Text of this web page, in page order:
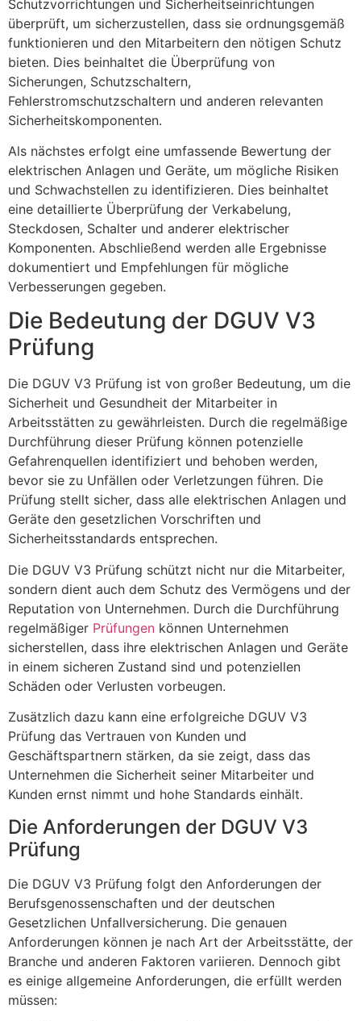
Schutzvorrichtungen und Sicherheitseinrichtungen
überprüft, um sicherzustellen, dass sie ordnungsgemäß
funktionieren und den Mitarbeitern den nötigen Schutz
bieten. Dies beinhaltet die Überprüfung von
Sicherungen, Schutzschaltern,
Fehlerstromschutzschaltern und anderen relevanten
Sicherheitskomponenten.
Als nächstes erfolgt eine umfassende Bewertung der
elektrischen Anlagen und Geräte, um mögliche Risiken
und Schwachstellen zu identifizieren. Dies beinhaltet
eine detaillierte Überprüfung der Verkabelung,
Steckdosen, Schalter und anderer elektrischer
Komponenten. Abschließend werden alle Ergebnisse
dokumentiert und Empfehlungen für mögliche
Verbesserungen gegeben.
Die Bedeutung der DGUV V3
Prüfung
Die DGUV V3 Prüfung ist von großer Bedeutung, um die
Sicherheit und Gesundheit der Mitarbeiter in
Arbeitsstätten zu gewährleisten. Durch die regelmäßige
Durchführung dieser Prüfung können potenzielle
Gefahrenquellen identifiziert und behoben werden,
bevor sie zu Unfällen oder Verletzungen führen. Die
Prüfung stellt sicher, dass alle elektrischen Anlagen und
Geräte den gesetzlichen Vorschriften und
Sicherheitsstandards entsprechen.
Die DGUV V3 Prüfung schützt nicht nur die Mitarbeiter,
sondern dient auch dem Schutz des Vermögens und der
Reputation von Unternehmen. Durch die Durchführung
regelmäßiger Prüfungen können Unternehmen
sicherstellen, dass ihre elektrischen Anlagen und Geräte
in einem sicheren Zustand sind und potenziellen
Schäden oder Verlusten vorbeugen.
Zusätzlich dazu kann eine erfolgreiche DGUV V3
Prüfung das Vertrauen von Kunden und
Geschäftspartnern stärken, da sie zeigt, dass das
Unternehmen die Sicherheit seiner Mitarbeiter und
Kunden ernst nimmt und hohe Standards einhält.
Die Anforderungen der DGUV V3
Prüfung
Die DGUV V3 Prüfung folgt den Anforderungen der
Berufsgenossenschaften und der deutschen
Gesetzlichen Unfallversicherung. Die genauen
Anforderungen können je nach Art der Arbeitsstätte, der
Branche und anderen Faktoren variieren. Dennoch gibt
es einige allgemeine Anforderungen, die erfüllt werden
müssen: